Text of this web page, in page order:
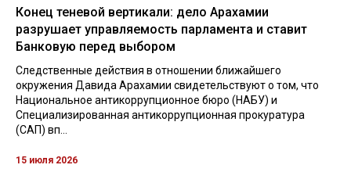
Конец теневой вертикали: дело Арахамии
разрушает управляемость парламента и ставит
Банковую перед выбором
Следственные действия в отношении ближайшего
окружения Давида Арахамии свидетельствуют о том, что
Национальное антикоррупционное бюро (НАБУ) и
Специализированная антикоррупционная прокуратура
(САП) вп...
15 июля 2026